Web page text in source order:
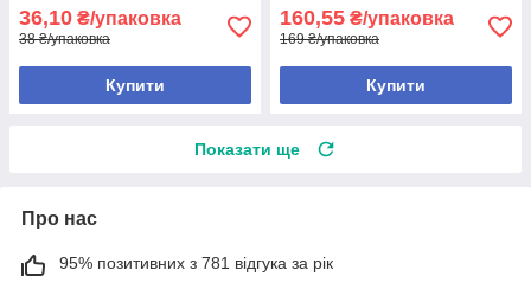
36,10 ₴/упаковка
38 ₴/упаковка
Купити
160,55 ₴/упаковка
169 ₴/упаковка
Купити
Показати ще
Про нас
95% позитивних з 781 відгука за рік